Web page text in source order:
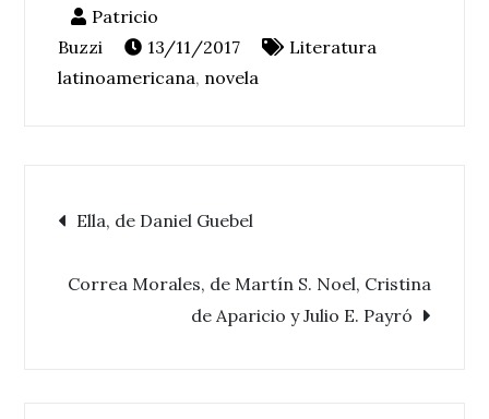
13/11/2017
Literatura
latinoamericana, novela
Navegación
de
Ella, de Daniel Guebel
Correa Morales, de Martín S. Noel, Cristina
de Aparicio y Julio E. Payró